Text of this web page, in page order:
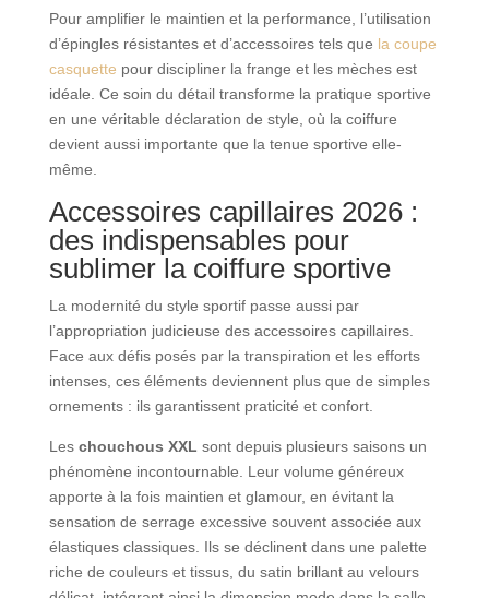
Pour amplifier le maintien et la performance, l’utilisation
d’épingles résistantes et d’accessoires tels que la coupe
casquette pour discipliner la frange et les mèches est
idéale. Ce soin du détail transforme la pratique sportive
en une véritable déclaration de style, où la coiffure
devient aussi importante que la tenue sportive elle-
même.
Accessoires capillaires 2026 :
des indispensables pour
sublimer la coiffure sportive
La modernité du style sportif passe aussi par
l’appropriation judicieuse des accessoires capillaires.
Face aux défis posés par la transpiration et les efforts
intenses, ces éléments deviennent plus que de simples
ornements : ils garantissent praticité et confort.
Les chouchous XXL sont depuis plusieurs saisons un
phénomène incontournable. Leur volume généreux
apporte à la fois maintien et glamour, en évitant la
sensation de serrage excessive souvent associée aux
élastiques classiques. Ils se déclinent dans une palette
riche de couleurs et tissus, du satin brillant au velours